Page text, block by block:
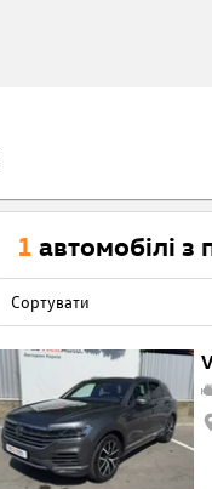
1 автомобілі з